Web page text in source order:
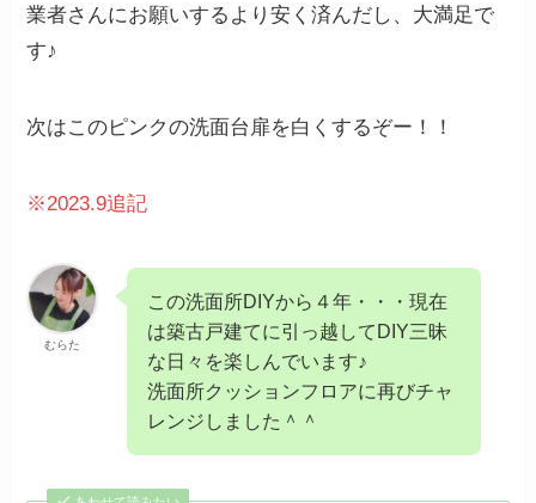
業者さんにお願いするより安く済んだし、大満足で
す♪
次はこのピンクの洗面台扉を白くするぞー！！
※2023.9追記
むらた
この洗面所DIYから４年・・・現在
は築古戸建てに引っ越してDIY三昧
な日々を楽しんでいます♪
洗面所クッションフロアに再びチャ
レンジしました＾＾